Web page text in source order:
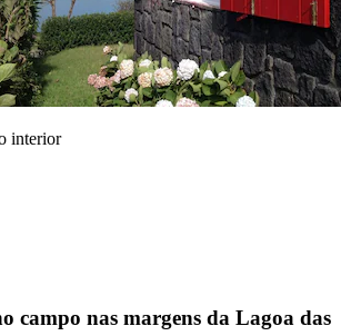
campo nas margens da Lagoa das